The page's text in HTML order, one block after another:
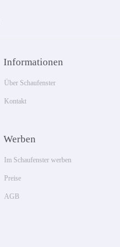
Informationen
Über Schaufenster
Kontakt
Werben
Im Schaufenster werben
Preise
AGB